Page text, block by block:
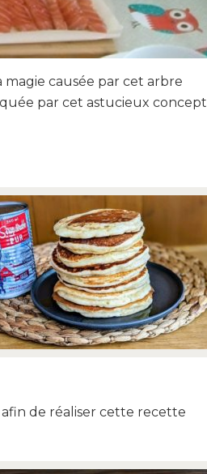
causée par cet arbre
par cet astucieux concept
de réaliser cette recette